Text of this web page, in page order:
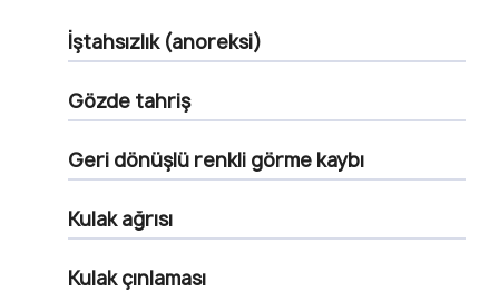
İştahsızlık (anoreksi)
Gözde tahriş
Geri dönüşlü renkli görme kaybı
Kulak ağrısı
Kulak çınlaması